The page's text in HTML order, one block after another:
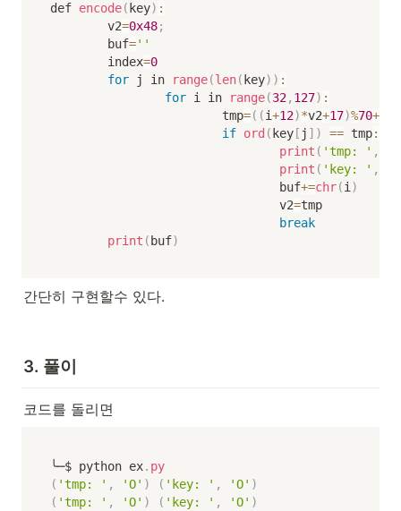
def encode( key) :
        v2
=0x48;
        buf
=''
        index
=0
for j in range(len( key) ) :
for i in range(32, 127) :
                        tmp
=( (i+12)*v2+17)%70+
if ord ( key [ j ] ) == tmp:
print ( 'tmp: ' ,
print ( 'key: ' ,
                                buf
+=chr(i)
                                v2
=tmp
break
print ( buf)
간단히 구현할수 있다.
3. 풀이
코드를 돌리면
╰─$ python ex. py
( 'tmp: ' , 'O' ) ( 'key: ' , 'O' )
( 'tmp: ' , 'O' ) ( 'key: ' , 'O' )